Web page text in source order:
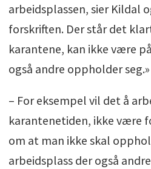
arbeidsplassen, sier Kildal
forskriften. Der står det
karantene, kan ikke være
også andre oppholder seg.»
– For eksempel vil det å
karantenetiden, ikke være
om at man ikke skal
arbeidsplass der også